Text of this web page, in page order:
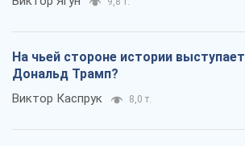
На чьей стороне истории выступает
Дональд Трамп?
Виктор Каспрук 8,0 т.